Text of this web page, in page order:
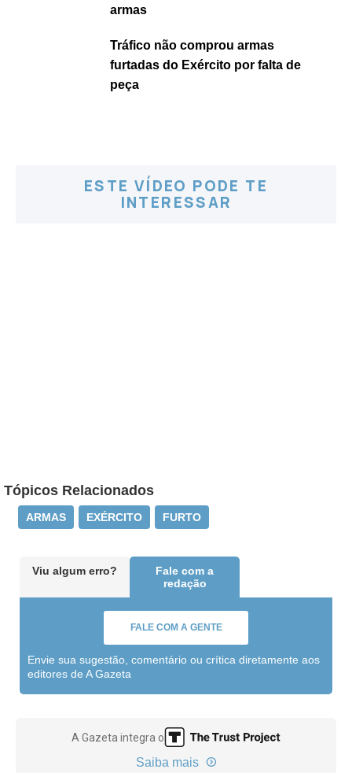
armas
Tráfico não comprou armas
furtadas do Exército por falta de
peça
ESTE VÍDEO PODE TE
INTERESSAR
Tópicos Relacionados
ARMAS EXÉRCITO FURTO
Viu algum erro?
Fale com a
redação
FALE COM A GENTE
Envie sua sugestão, comentário ou crítica diretamente aos
editores de A Gazeta
A Gazeta integra o
Saiba mais